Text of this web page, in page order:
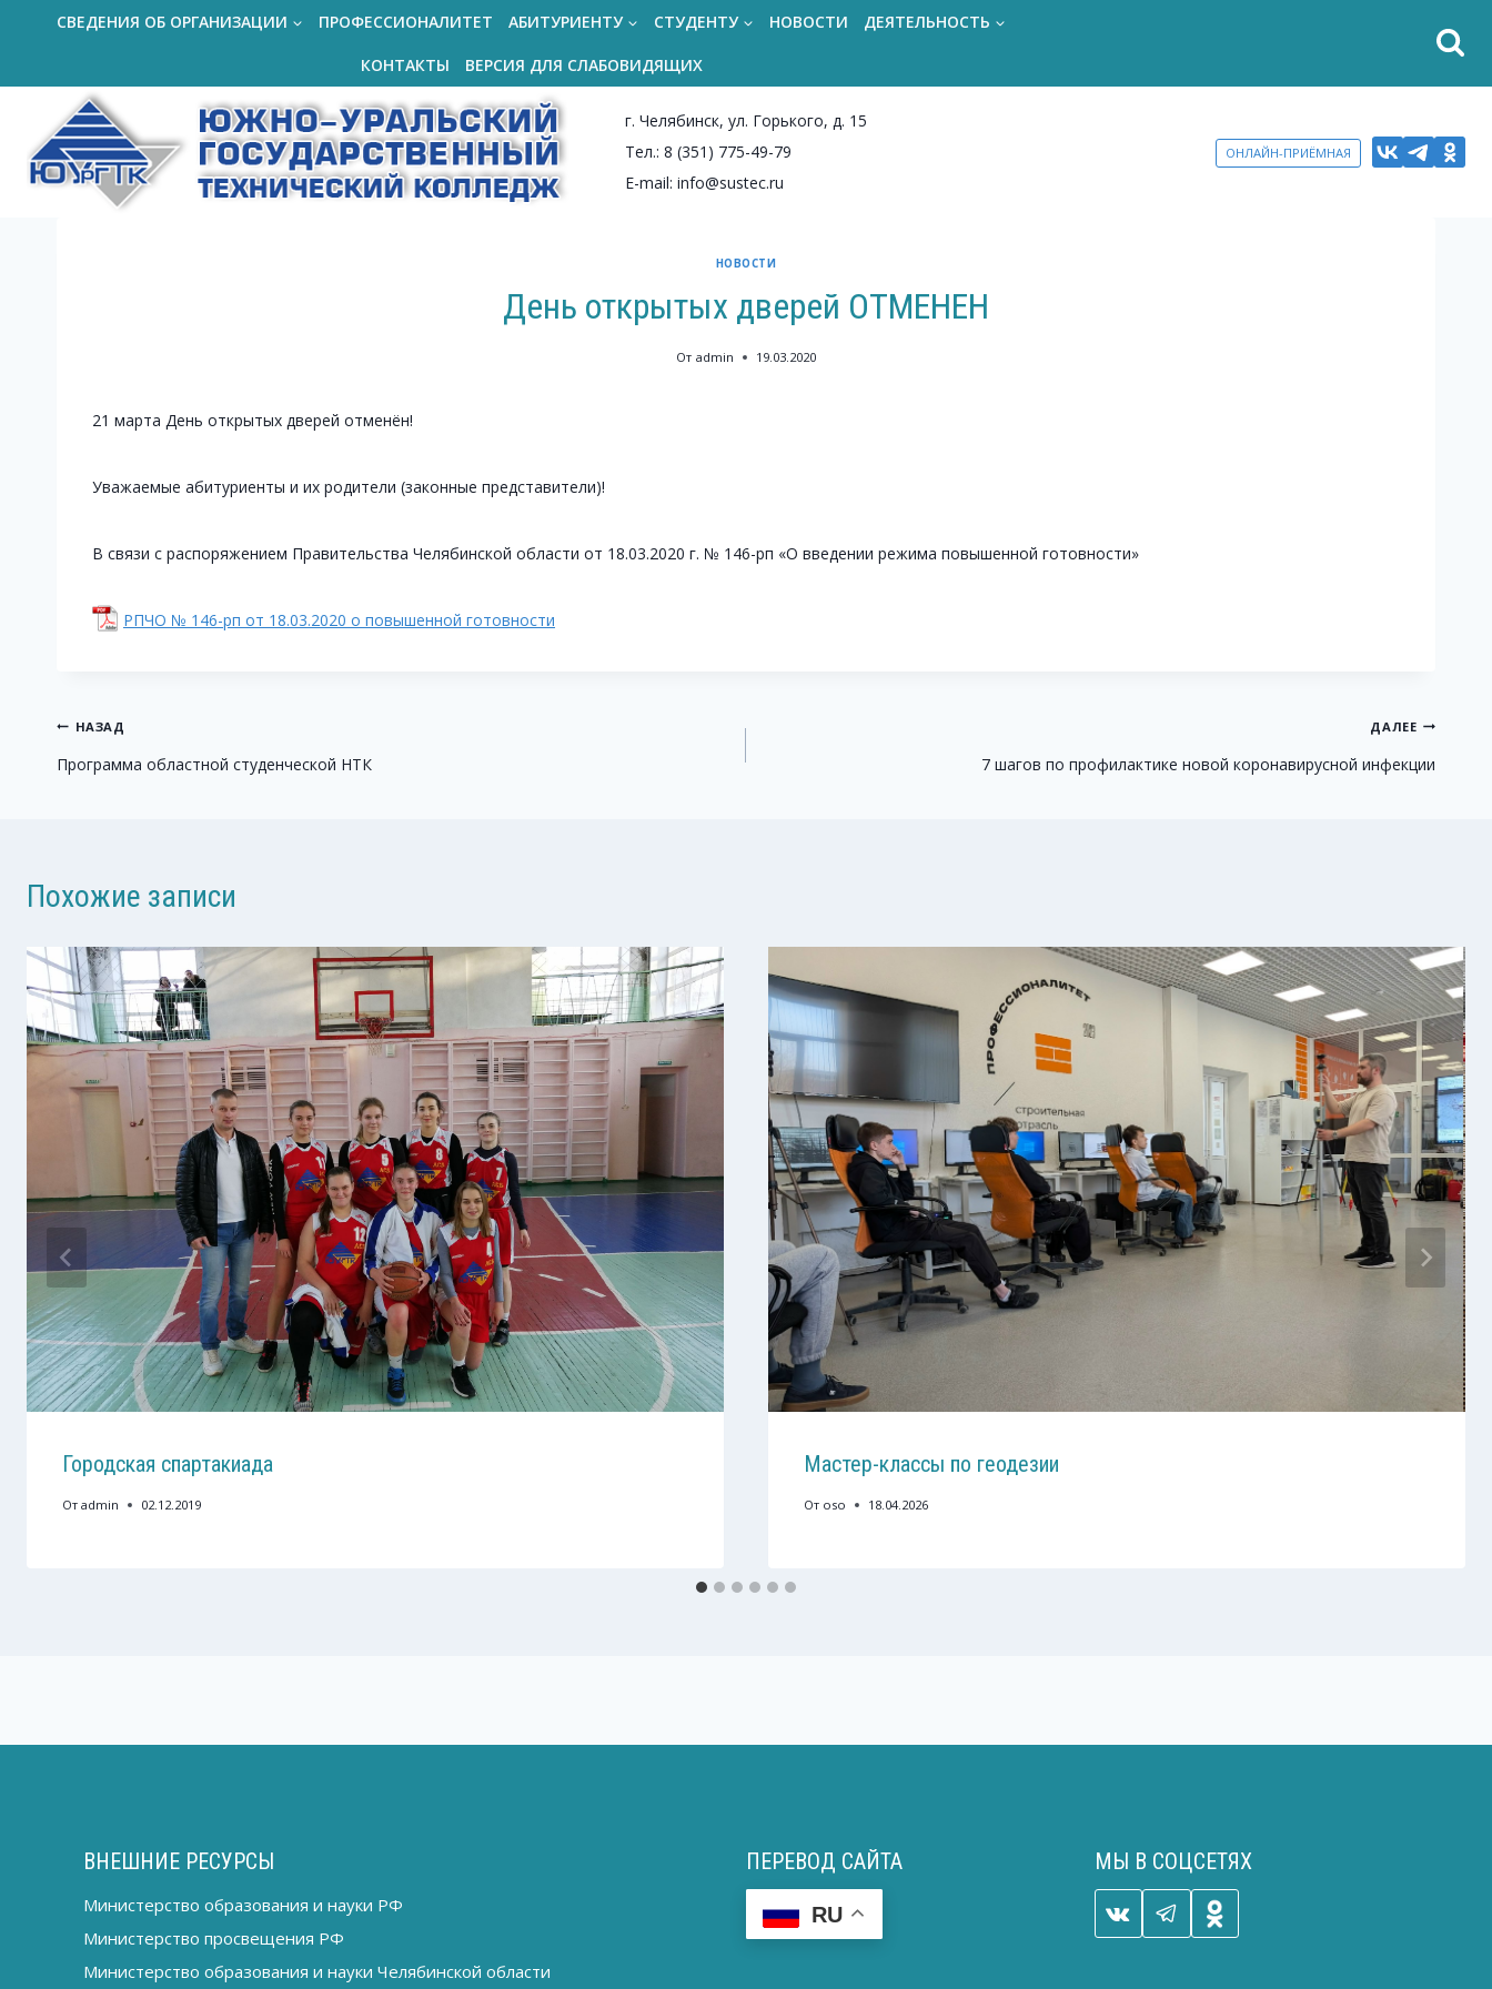
ПерейтиСВЕДЕНИЯ ОБ ОРГАНИЗАЦИИ ПРОФЕССИОНАЛИТЕТ АБИТУРИЕНТУ СТУДЕНТУ НОВОСТИ ДЕЯТЕЛЬНОСТЬ
КОНТАКТЫ ВЕРСИЯ ДЛЯ СЛАБОВИДЯЩИХ
г. Челябинск, ул. Горького, д. 15
Тел.: 8 (351) 775-49-79
E-mail: info@sustec.ru
ОНЛАЙН-ПРИЁМНАЯ
НОВОСТИ
День открытых дверей ОТМЕНЕН
От admin 19.03.2020
21 марта День открытых дверей отменён!
Уважаемые абитуриенты и их родители (законные представители)!
В связи с распоряжением Правительства Челябинской области от 18.03.2020 г. № 146-рп «О введении режима повышенной готовности»
РПЧО № 146-рп от 18.03.2020 о повышенной готовности
Навигация
по
НАЗАД
Программа областной студенческой НТК
ДАЛЕЕ
7 шагов по профилактике новой коронавирусной инфекции
Похожие записи
Городская спартакиада
От admin 02.12.2019
Мастер-классы по геодезии
От oso 18.04.2026
ВНЕШНИЕ РЕСУРСЫ
Министерство образования и науки РФ
Министерство просвещения РФ
Министерство образования и науки Челябинской области
ПЕРЕВОД САЙТА
RU
МЫ В СОЦСЕТЯХ